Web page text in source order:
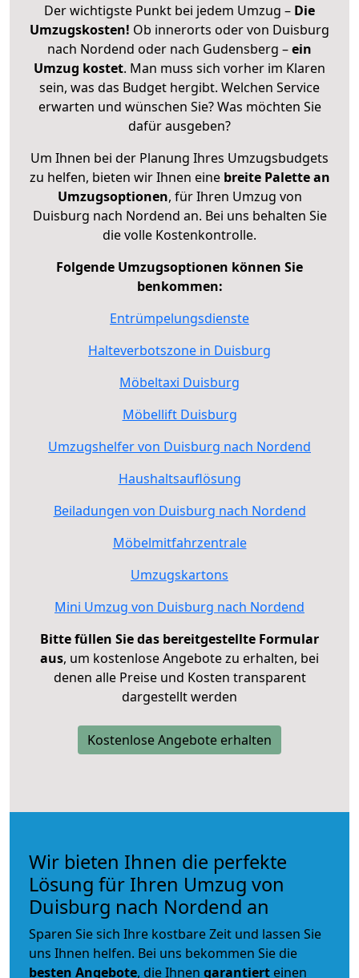
Der wichtigste Punkt bei jedem Umzug – Die
Umzugskosten! Ob innerorts oder von Duisburg
nach Nordend oder nach Gudensberg –ein
Umzug kostet. Man muss sich vorher im Klaren
sein, was das Budget hergibt. Welchen Service
erwarten und wünschen Sie? Was möchten Sie
dafür ausgeben?
Um Ihnen bei der Planung Ihres Umzugsbudgets
zu helfen, bieten wir Ihnen eine breite Palette an
Umzugsoptionen, für Ihren Umzug von
Duisburg nach Nordend an. Bei uns behalten Sie
die volle Kostenkontrolle.
Folgende Umzugsoptionen können Sie
benkommen:
Entrümpelungsdienste
Halteverbotszone in Duisburg
Möbeltaxi Duisburg
Möbellift Duisburg
Umzugshelfer von Duisburg nach Nordend
Haushaltsauflösung
Beiladungen von Duisburg nach Nordend
Möbelmitfahrzentrale
Umzugskartons
Mini Umzug von Duisburg nach Nordend
Bitte füllen Sie das bereitgestellte Formular
aus, um kostenlose Angebote zu erhalten, bei
denen alle Preise und Kosten transparent
dargestellt werden
Kostenlose Angebote erhalten
Wir bieten Ihnen die perfekte
Lösung für Ihren Umzug von
Duisburg nach Nordend an
Sparen Sie sich Ihre kostbare Zeit und lassen Sie
uns Ihnen helfen. Bei uns bekommen Sie die
besten Angebote, die Ihnen garantiert einen